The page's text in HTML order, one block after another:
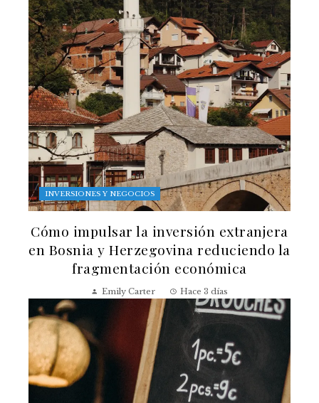
INVERSIONES Y NEGOCIOS
Cómo impulsar la inversión extranjera
en Bosnia y Herzegovina reduciendo la
fragmentación económica
Emily Carter Hace 3 días